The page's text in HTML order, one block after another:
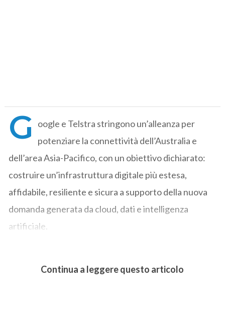
G oogle e Telstra stringono un’alleanza per
potenziare la connettività dell’Australia e
dell’area Asia-Pacifico, con un obiettivo dichiarato:
costruire un’infrastruttura digitale più estesa,
affidabile, resiliente e sicura a supporto della nuova
domanda generata da cloud, dati e intelligenza
artificiale.
Continua a leggere questo articolo